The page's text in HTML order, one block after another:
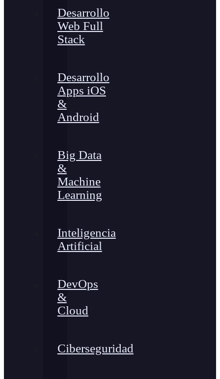
Desarrollo
Web Full
Stack
Desarrollo
Apps iOS
&
Android
Big Data
&
Machine
Learning
Inteligencia
Artificial
DevOps
&
Cloud
Ciberseguridad